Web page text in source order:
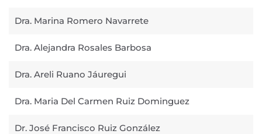
Dra. Marina Romero Navarrete
Dra. Alejandra Rosales Barbosa
Dra. Areli Ruano Jáuregui
Dra. Maria Del Carmen Ruiz Dominguez
Dr. José Francisco Ruiz González